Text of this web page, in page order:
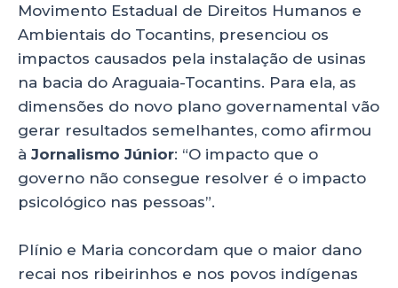
Movimento Estadual de Direitos Humanos e
Ambientais do Tocantins, presenciou os
impactos causados pela instalação de usinas
na bacia do Araguaia-Tocantins. Para ela, as
dimensões do novo plano governamental vão
gerar resultados semelhantes, como afirmou
à Jornalismo Júnior: “O impacto que o
governo não consegue resolver é o impacto
psicológico nas pessoas”.
Plínio e Maria concordam que o maior dano
recai nos ribeirinhos e nos povos indígenas